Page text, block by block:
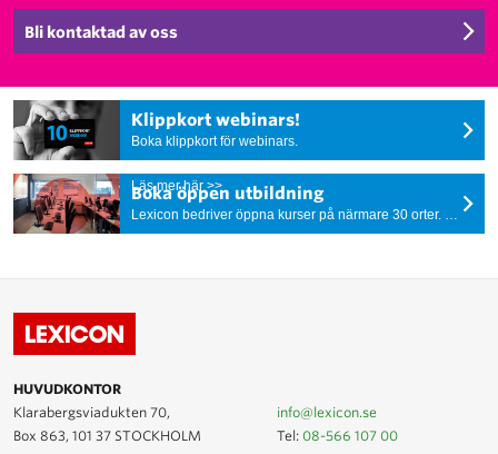
Bli kontaktad av oss
Klippkort webinars!
Boka klippkort för webinars.
Läs mer här >>
Boka öppen utbildning
HUVUDKONTOR
Klarabergsviadukten 70,
Box 863, 101 37 STOCKHOLM
info@lexicon.se
Tel:08-566 107 00